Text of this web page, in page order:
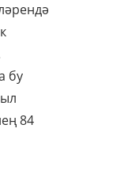
бу
84